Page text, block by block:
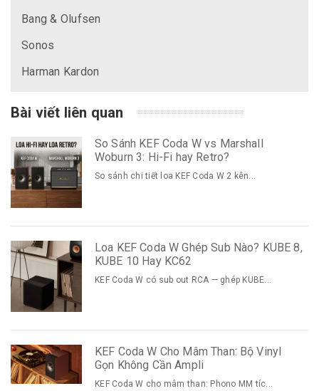
Bang & Olufsen
Sonos
Harman Kardon
Bài viết liên quan
So Sánh KEF Coda W vs Marshall
Woburn 3: Hi-Fi hay Retro?
So sánh chi tiết loa KEF Coda W 2 kên...
Loa KEF Coda W Ghép Sub Nào? KUBE 8,
KUBE 10 Hay KC62
KEF Coda W có sub out RCA — ghép KUBE...
KEF Coda W Cho Mâm Than: Bộ Vinyl
Gọn Không Cần Ampli
KEF Coda W cho mâm than: Phono MM tíc...